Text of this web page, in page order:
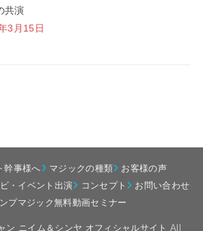
共演
3月15日
幹事様へ マジックの種類
お客様の声
・イベント出演 コンセプト
お問い合わせ
ンプマジック無料動画セミナー
ン ニイム＆シンヤ オフィシャルサイト All